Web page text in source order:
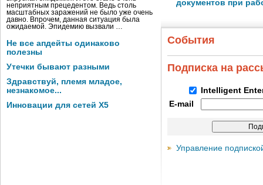
неприятным прецедентом. Ведь столь
масштабных заражений не было уже очень
давно. Впрочем, данная ситуация была
ожидаемой. Эпидемию вызвали …
Не все апдейты одинаково
полезны
Утечки бывают разными
Здравствуй, племя младое,
незнакомое...
Инновации для сетей X5
документов при
События
Подписка на
Intelligent
E-mail
Управление